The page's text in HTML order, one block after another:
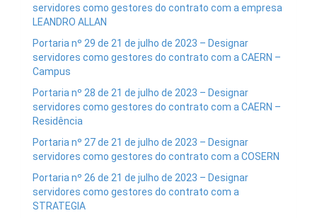
servidores como gestores do contrato com a empresa
LEANDRO ALLAN
Portaria nº 29 de 21 de julho de 2023 – Designar
servidores como gestores do contrato com a CAERN –
Campus
Portaria nº 28 de 21 de julho de 2023 – Designar
servidores como gestores do contrato com a CAERN –
Residência
Portaria nº 27 de 21 de julho de 2023 – Designar
servidores como gestores do contrato com a COSERN
Portaria nº 26 de 21 de julho de 2023 – Designar
servidores como gestores do contrato com a
STRATEGIA